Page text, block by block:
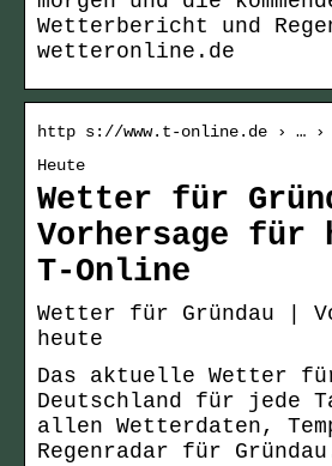
Wetterbericht und
wetteronline.de
http s://www.t-online.de › … ›
Heute
Wetter für
Vorhersage für
T-Online
Wetter für Gründau |
heute
Das aktuelle Wetter
Deutschland für jede
allen Wetterdaten,
Regenradar für